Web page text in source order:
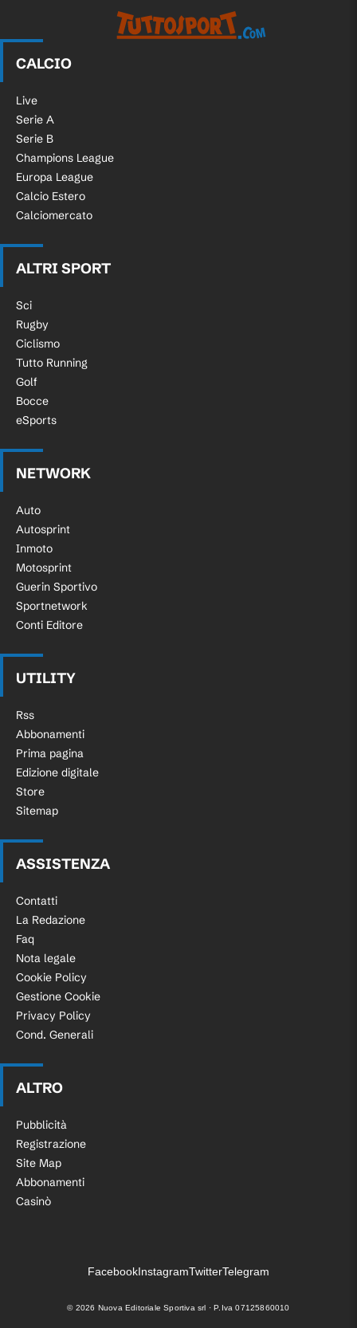
CALCIO
Live
Serie A
Serie B
Champions League
Europa League
Calcio Estero
Calciomercato
ALTRI SPORT
Sci
Rugby
Ciclismo
Tutto Running
Golf
Bocce
eSports
NETWORK
Auto
Autosprint
Inmoto
Motosprint
Guerin Sportivo
Sportnetwork
Conti Editore
UTILITY
Rss
Abbonamenti
Prima pagina
Edizione digitale
Store
Sitemap
ASSISTENZA
Contatti
La Redazione
Faq
Nota legale
Cookie Policy
Gestione Cookie
Privacy Policy
Cond. Generali
ALTRO
Pubblicità
Registrazione
Site Map
Abbonamenti
Casinò
FacebookInstagramTwitterTelegram
© 2026 Nuova Editoriale Sportiva srl · P.Iva 07125860010